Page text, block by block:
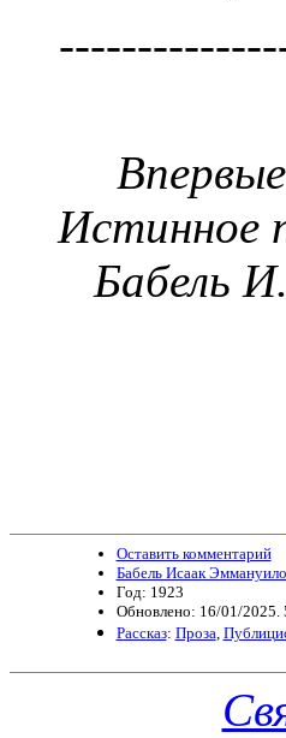
Истинное
Бабель
Оставить комментарий
Бабель Исаак
Год: 1923
Обновлено: 16/01/2025.
Рассказ: Проза,